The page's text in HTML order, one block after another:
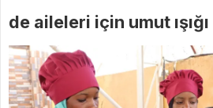
de aileleri için umut